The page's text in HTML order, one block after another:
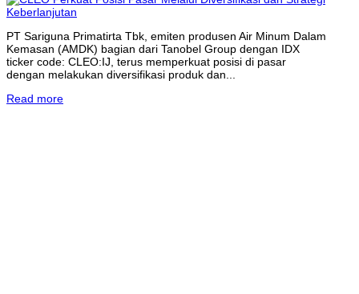
PT Sariguna Primatirta Tbk, emiten produsen Air Minum Dalam
Kemasan (AMDK) bagian dari Tanobel Group dengan IDX
ticker code: CLEO:IJ, terus memperkuat posisi di pasar
dengan melakukan diversifikasi produk dan...
Read more